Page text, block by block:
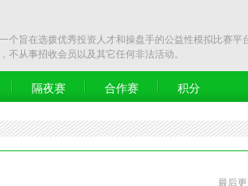
旨在选拨优秀投资人才和操盘手的公益性模拟比赛平
不从事招收会员以及其它任何非法活动。
隔夜赛 合作赛 积分
最后更